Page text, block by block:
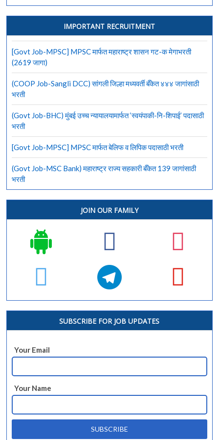
IMPORTANT RECRUITMENT
[Govt Job-MPSC] MPSC मार्फत महाराष्ट्र शासन गट-क मेगाभरती
(2619 जागा)
(COOP Job-Sangli DCC) सांगली जिल्हा मध्यवर्ती बँकेत ४४४ जागांसाठी
भरती
(Govt Job-BHC) मुंबई उच्च न्यायालयामार्फत ‘स्वयंपाकी-नि-शिपाई’ पदासाठी
भरती
[Govt Job-MPSC] MPSC मार्फत बेलिफ व लिपिक पदासाठी भरती
(Govt Job-MSC Bank) महाराष्ट्र राज्य सहकारी बँकेत 139 जागांसाठी
भरती
JOIN OUR FAMILY
SUBSCRIBE FOR JOB UPDATES
Your Email
Your Name